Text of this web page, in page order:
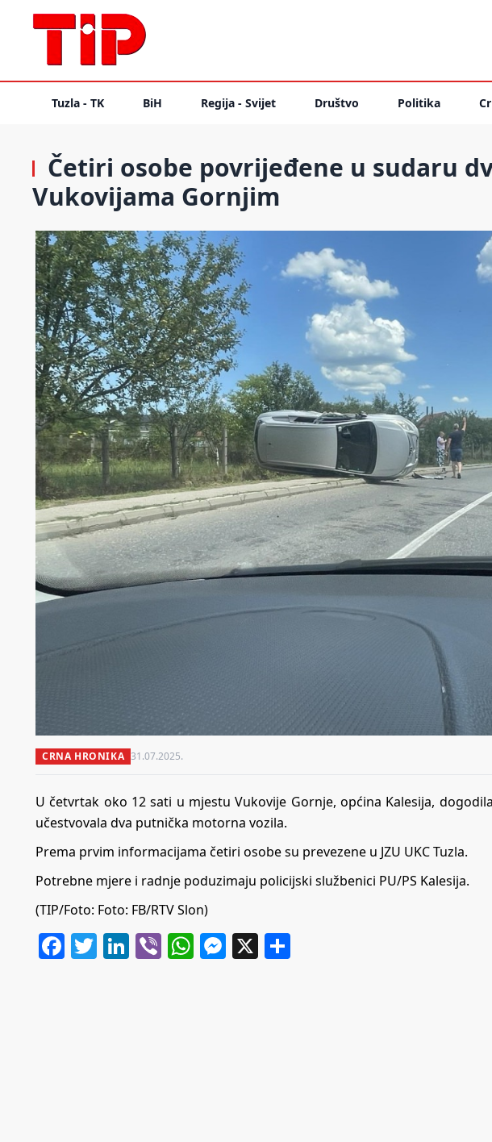
Tuzla - TK BiH Regija - Svijet Društvo Politika
Četiri osobe povrijeđene u sudaru
Vukovijama Gornjim
CRNA HRONIKA 31.07.2025.
U četvrtak oko 12 sati u mjestu Vukovije Gornje, općina Kalesija,
učestvovala dva putnička motorna vozila.
Prema prvim informacijama četiri osobe su prevezene u JZU UKC Tuzla.
Potrebne mjere i radnje poduzimaju policijski službenici PU/PS Kalesija.
(TIP/Foto: Foto: FB/RTV Slon)
Facebook
Twitter
LinkedIn
ViberWhatsApp
Messenger
X